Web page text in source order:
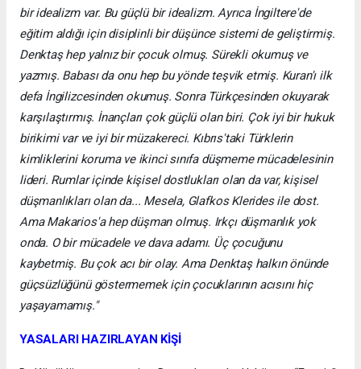
bir idealizm var. Bu güçlü bir idealizm. Ayrıca İngiltere'de
eğitim aldığı için disiplinli bir düşünce sistemi de geliştirmiş.
Denktaş hep yalnız bir çocuk olmuş. Sürekli okumuş ve
yazmış. Babası da onu hep bu yönde teşvik etmiş. Kuran'ı ilk
defa İngilizcesinden okumuş. Sonra Türkçesinden okuyarak
karşılaştırmış. İnançları çok güçlü olan biri. Çok iyi bir hukuk
birikimi var ve iyi bir müzakereci. Kıbrıs'taki Türklerin
kimliklerini koruma ve ikinci sınıfa düşmeme mücadelesinin
lideri. Rumlar içinde kişisel dostlukları olan da var, kişisel
düşmanlıkları olan da... Mesela, Glafkos Klerides ile dost.
Ama Makarios'a hep düşman olmuş. Irkçı düşmanlık yok
onda. O bir mücadele ve dava adamı. Üç çocuğunu
kaybetmiş. Bu çok acı bir olay. Ama Denktaş halkın önünde
güçsüzlüğünü göstermemek için çocuklarının acısını hiç
yaşayamamış."
YASALARI HAZIRLAYAN KİŞİ